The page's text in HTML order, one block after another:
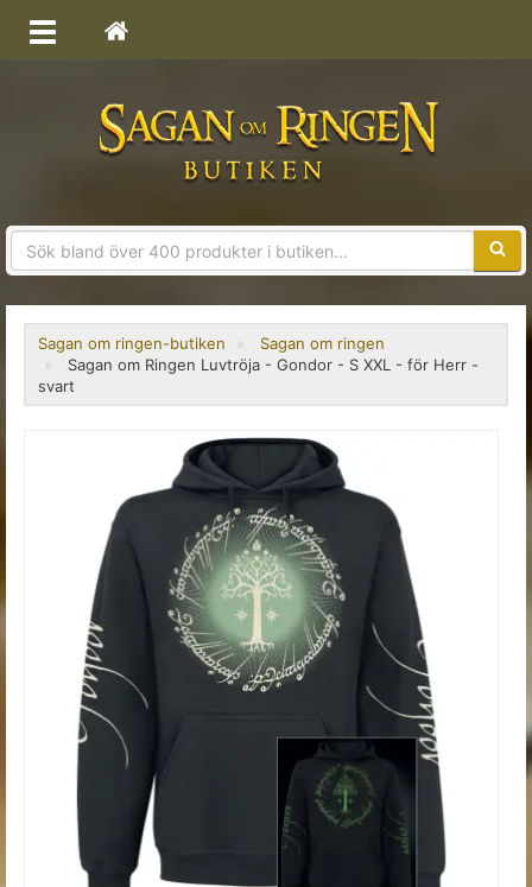
Sagan om ringen-butiken
Sagan om ringen
Sagan om Ringen Luvtröja - Gondor - S XXL - för Herr -
svart